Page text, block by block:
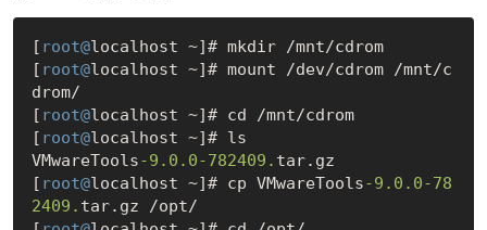
[ root@localhost ~]# mkdir /mnt/cdrom
[ root@localhost ~]# mount /dev/cdrom /mnt/c
drom/
[ root@localhost ~]# cd /mnt/cdrom
[ root@localhost ~]# ls
VMwareTools-9.0 .0-782409. tar.gz
[ root@localhost ~]# cp VMwareTools-9.0 .0-78
2409. tar.gz /opt/